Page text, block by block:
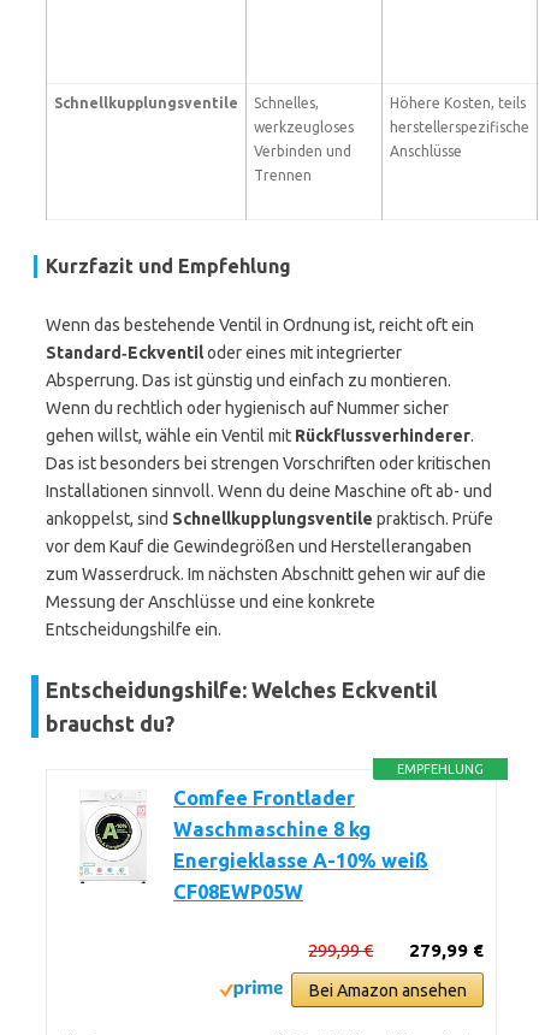
Schnellkupplungsventile
Schnelles,
werkzeugloses
Verbinden und
Trennen
Höhere Kosten, teils
herstellerspezifische
Anschlüsse
Kurzfazit und Empfehlung
Wenn das bestehende Ventil in Ordnung ist, reicht oft ein
Standard‑Eckventiloder eines mit integrierter
Absperrung. Das ist günstig und einfach zu montieren.
Wenn du rechtlich oder hygienisch auf Nummer sicher
gehen willst, wähle ein Ventil mit Rückflussverhinderer.
Das ist besonders bei strengen Vorschriften oder kritischen
Installationen sinnvoll. Wenn du deine Maschine oft ab- und
ankoppelst, sind Schnellkupplungsventile praktisch. Prüfe
vor dem Kauf die Gewindegrößen und Herstellerangaben
zum Wasserdruck. Im nächsten Abschnitt gehen wir auf die
Messung der Anschlüsse und eine konkrete
Entscheidungshilfe ein.
Entscheidungshilfe: Welches Eckventil
brauchst du?
EMPFEHLUNG
Comfee Frontlader
Waschmaschine 8 kg
Energieklasse A-10% weiß
CF08EWP05W
279,99 €
299,99 €
Bei Amazon ansehen